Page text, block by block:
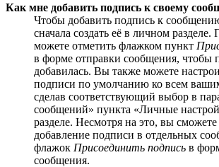
Как мне добавить подпись к своему
Чтобы добавить подпись к
сначала создать её в личном разделе.
можете отметить флажком пункт
в форме отправки сообщения, чтобы
добавилась. Вы также можете
подписи по умолчанию ко всем
сделав соответствующий выбор в
сообщений» пункта «Личные
разделе. Несмотря на это, вы
добавление подписи в отдельных
флажок Присоединить подпись в
сообщения.